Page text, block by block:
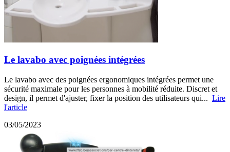
Le lavabo avec poignées intégrées
Le lavabo avec des poignées ergonomiques intégrées permet une
sécurité maximale pour les personnes à mobilité réduite. Discret et
design, il permet d'ajuster, fixer la position des utilisateurs qui... Lire
l'article
03/05/2023